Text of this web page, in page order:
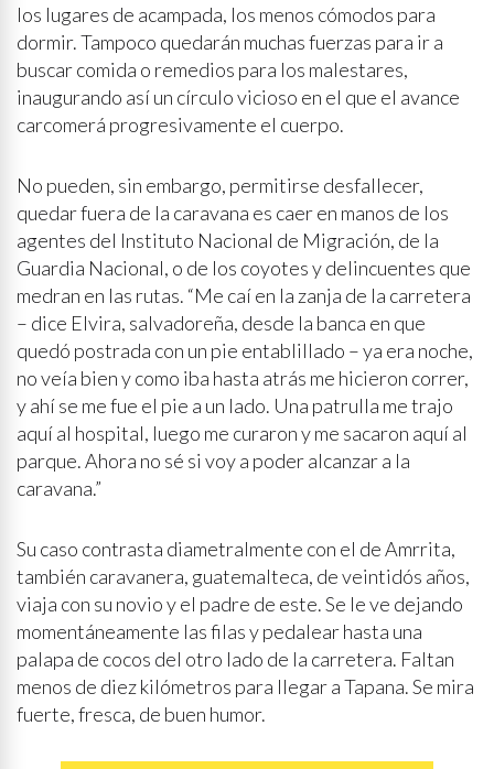
los lugares de acampada, los menos cómodos para
dormir. Tampoco quedarán muchas fuerzas para ir a
buscar comida o remedios para los malestares,
inaugurando así un círculo vicioso en el que el avance
carcomerá progresivamente el cuerpo.
No pueden, sin embargo, permitirse desfallecer,
quedar fuera de la caravana es caer en manos de los
agentes del Instituto Nacional de Migración, de la
Guardia Nacional, o de los coyotes y delincuentes que
medran en las rutas. “Me caí en la zanja de la carretera
– dice Elvira, salvadoreña, desde la banca en que
quedó postrada con un pie entablillado – ya era noche,
no veía bien y como iba hasta atrás me hicieron correr,
y ahí se me fue el pie a un lado. Una patrulla me trajo
aquí al hospital, luego me curaron y me sacaron aquí al
parque. Ahora no sé si voy a poder alcanzar a la
caravana.”
Su caso contrasta diametralmente con el de Amrrita,
también caravanera, guatemalteca, de veintidós años,
viaja con su novio y el padre de este. Se le ve dejando
momentáneamente las filas y pedalear hasta una
palapa de cocos del otro lado de la carretera. Faltan
menos de diez kilómetros para llegar a Tapana. Se mira
fuerte, fresca, de buen humor.